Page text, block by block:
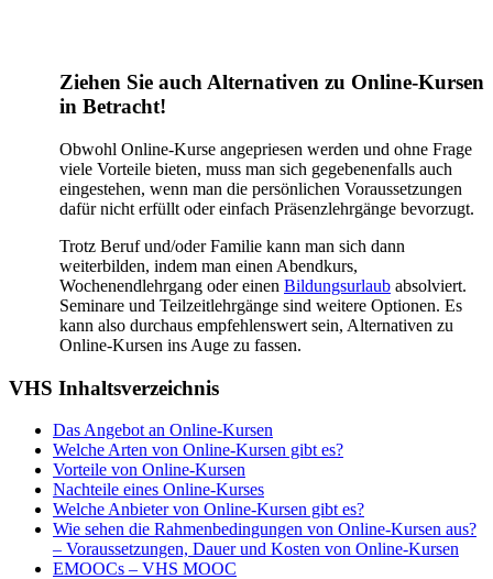
Ziehen Sie auch Alternativen zu Online-Kursen
in Betracht!
Obwohl Online-Kurse angepriesen werden und ohne Frage
viele Vorteile bieten, muss man sich gegebenenfalls auch
eingestehen, wenn man die persönlichen Voraussetzungen
dafür nicht erfüllt oder einfach Präsenzlehrgänge bevorzugt.
Trotz Beruf und/oder Familie kann man sich dann
weiterbilden, indem man einen Abendkurs,
Wochenendlehrgang oder einen Bildungsurlaub absolviert.
Seminare und Teilzeitlehrgänge sind weitere Optionen. Es
kann also durchaus empfehlenswert sein, Alternativen zu
Online-Kursen ins Auge zu fassen.
VHS Inhaltsverzeichnis
Das Angebot an Online-Kursen
Welche Arten von Online-Kursen gibt es?
Vorteile von Online-Kursen
Nachteile eines Online-Kurses
Welche Anbieter von Online-Kursen gibt es?
Wie sehen die Rahmenbedingungen von Online-Kursen aus?
– Voraussetzungen, Dauer und Kosten von Online-Kursen
EMOOCs – VHS MOOC